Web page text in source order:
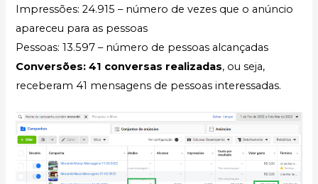
Impressões: 24.915 – número de vezes que o anúncio
apareceu para as pessoas
Pessoas: 13.597 – número de pessoas alcançadas
Conversões: 41 conversas realizadas, ou seja,
receberam 41 mensagens de pessoas interessadas.